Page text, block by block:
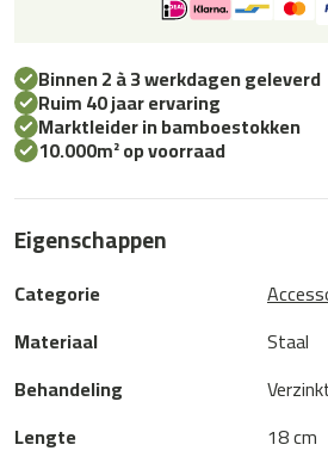
Binnen 2 à 3 werkdagen geleverd
Ruim 40 jaar ervaring
Marktleider in bamboestokken
10.000m² op voorraad
Eigenschappen
Categorie
Materiaal
Staal
Behandeling
Lengte
18 cm